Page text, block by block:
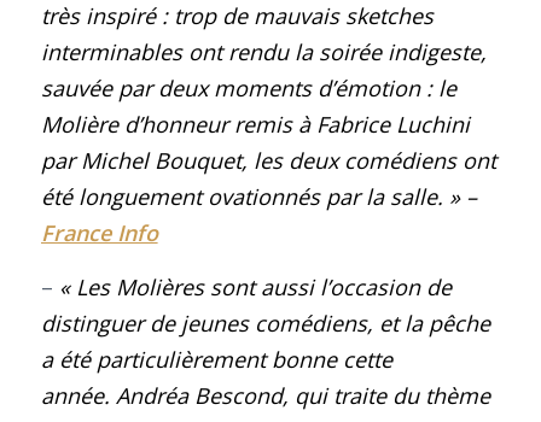
très inspiré : trop de mauvais sketches
interminables ont rendu la soirée indigeste,
sauvée par deux moments d’émotion : le
Molière d’honneur remis à Fabrice Luchini
par Michel Bouquet, les deux comédiens ont
été longuement ovationnés par la salle. » –
France Info
– « Les Molières sont aussi l’occasion de
distinguer de jeunes comédiens, et la pêche
a été particulièrement bonne cette
année. Andréa Bescond, qui traite du thème